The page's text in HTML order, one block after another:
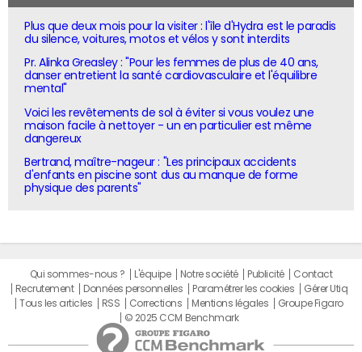
Plus que deux mois pour la visiter : l'île d'Hydra est le paradis
du silence, voitures, motos et vélos y sont interdits
Pr. Alinka Greasley : "Pour les femmes de plus de 40 ans,
danser entretient la santé cardiovasculaire et l'équilibre
mental"
Voici les revêtements de sol à éviter si vous voulez une
maison facile à nettoyer - un en particulier est même
dangereux
Bertrand, maître-nageur : "Les principaux accidents
d'enfants en piscine sont dus au manque de forme
physique des parents"
Qui sommes-nous ? L'équipe Notre société Publicité
Contact
Recrutement
Données personnelles Paramétrer les cookies
Gérer Utiq
Tous les articles
RSS Corrections Mentions légales
Groupe Figaro
© 2025 CCM Benchmark